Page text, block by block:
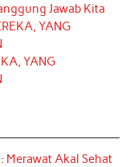
Jawab Kita
YANG
YANG
Akal Sehat